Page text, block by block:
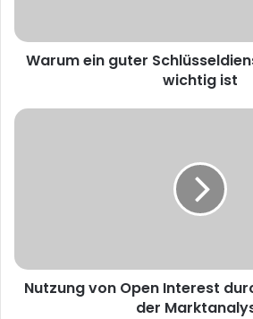
Warum ein guter
wichtig ist
Nutzung von Open Interest
der